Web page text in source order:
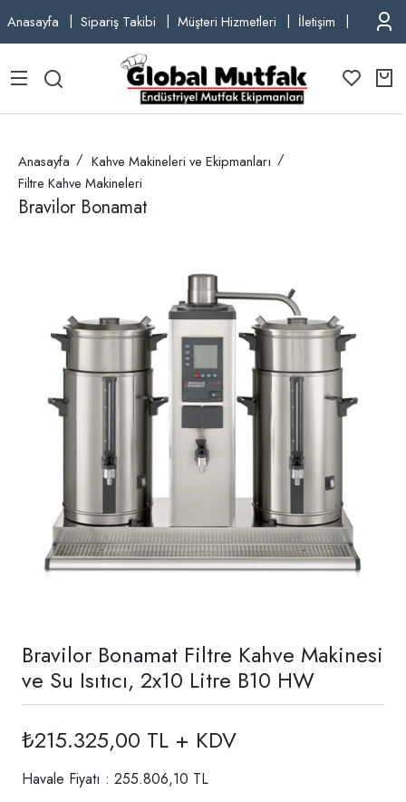
Anasayfa Sipariş Takibi Müşteri Hizmetleri İletişim TEL:
Anasayfa
Kahve Makineleri ve Ekipmanları
Filtre Kahve Makineleri
Bravilor Bonamat
Bravilor Bonamat Filtre Kahve Makinesi
ve Su Isıtıcı, 2x10 Litre B10 HW
₺215.325,00 TL + KDV
Havale Fiyatı : 255.806,10 TL